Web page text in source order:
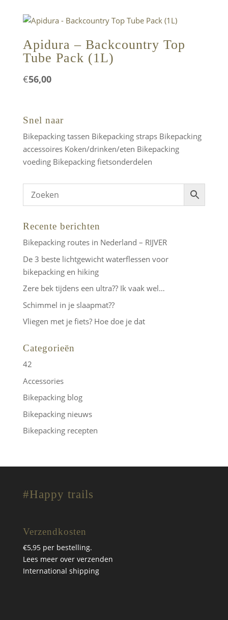
Apidura – Backcountry Top
Tube Pack (1L)
€56,00
Snel naar
Bikepacking tassen Bikepacking straps Bikepacking
accessoires Koken/drinken/eten Bikepacking
voeding Bikepacking fietsonderdelen
Recente berichten
Bikepacking routes in Nederland – RIJVER
De 3 beste lichtgewicht waterflessen voor
bikepacking en hiking
Zere bek tijdens een ultra?? Ik vaak wel…
Schimmel in je slaapmat??
Vliegen met je fiets? Hoe doe je dat
Categorieën
42
Accessories
Bikepacking blog
Bikepacking nieuws
Bikepacking recepten
#Happy trails
Verzendkosten
€5,95 per bestelling.
Lees meer over verzenden
International shipping